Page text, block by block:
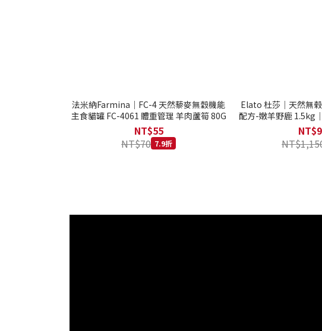
法米納Farmina｜FC-4 天然藜麥無穀機能
主食貓罐 FC-4061 體重管理 羊肉蘆筍 80G
NT$55
NT$70 7.9折
Elato 杜莎｜天然無
配方-嫩羊野鹿 1.5kg
系列